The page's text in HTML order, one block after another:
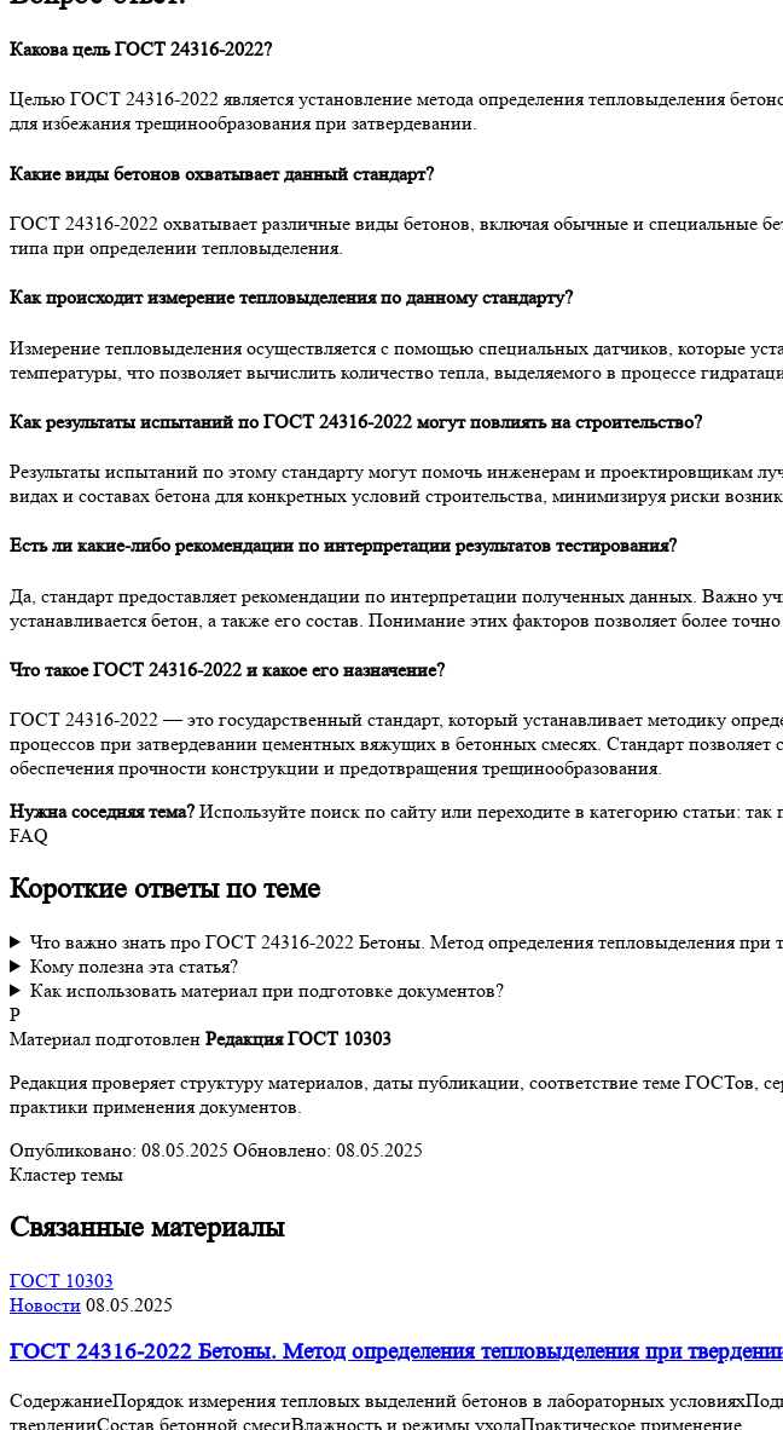
Какова цель ГОСТ 24316-2022?
Целью ГОСТ 24316-2022 является установление метода определения тепловыделения
для избежания трещинообразования при затвердевании.
Какие виды бетонов охватывает данный стандарт?
ГОСТ 24316-2022 охватывает различные виды бетонов, включая обычные и специальные
типа при определении тепловыделения.
Как происходит измерение тепловыделения по данному стандарту?
Измерение тепловыделения осуществляется с помощью специальных датчиков, которые
температуры, что позволяет вычислить количество тепла, выделяемого в процессе
Как результаты испытаний по ГОСТ 24316-2022 могут повлиять на строительство?
Результаты испытаний по этому стандарту могут помочь инженерам и проектировщикам
видах и составах бетона для конкретных условий строительства, минимизируя риски
Есть ли какие-либо рекомендации по интерпретации результатов тестирования?
Да, стандарт предоставляет рекомендации по интерпретации полученных данных. Важно
устанавливается бетон, а также его состав. Понимание этих факторов позволяет более
Что такое ГОСТ 24316-2022 и какое его назначение?
ГОСТ 24316-2022 — это государственный стандарт, который устанавливает методику
процессов при затвердевании цементных вяжущих в бетонных смесях. Стандарт
обеспечения прочности конструкции и предотвращения трещинообразования.
Нужна соседняя тема? Используйте поиск по сайту или переходите в категорию статьи:
FAQ
Короткие ответы по теме
Что важно знать про ГОСТ 24316-2022 Бетоны. Метод определения тепловыделения при
Кому полезна эта статья?
Как использовать материал при подготовке документов?
Р
Материал подготовлен Редакция ГОСТ 10303
Редакция проверяет структуру материалов, даты публикации, соответствие теме
практики применения документов.
Опубликовано: 08.05.2025 Обновлено: 08.05.2025
Кластер темы
Связанные материалы
ГОСТ 10303
Новости 08.05.2025
ГОСТ 24316-2022 Бетоны. Метод определения тепловыделения при
СодержаниеПорядок измерения тепловых выделений бетонов в лабораторных
тверденииСостав бетонной смесиВлажность и режимы уходаПрактическое применение…